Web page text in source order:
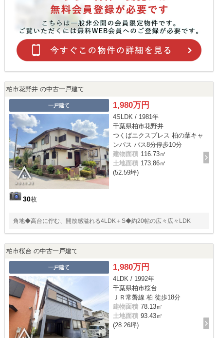
柏市花野井 の中古一戸建て
一戸建て
30枚
1,980万円
4SLDK / 1981年
千葉県柏市花野井
つくばエクスプレス 柏の葉キャ
ンパス バス8分停歩10分
建物面積 116.73㎡
土地面積 173.86㎡
(52.59坪)
角地◆高台に佇む、開放感溢れる4LDK＋S◆約20帖の広々広々LDK
柏市桜台 の中古一戸建て
一戸建て 1,980万円
4LDK / 1992年
千葉県柏市桜台
ＪＲ常磐線 柏 徒歩18分
建物面積 78.13㎡
土地面積 93.43㎡
(28.26坪)